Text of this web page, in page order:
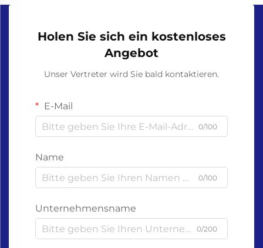
Holen Sie sich ein kostenloses
Angebot
Unser Vertreter wird Sie bald kontaktieren.
E-Mail
0/100
Name
0/100
Unternehmensname
0/200